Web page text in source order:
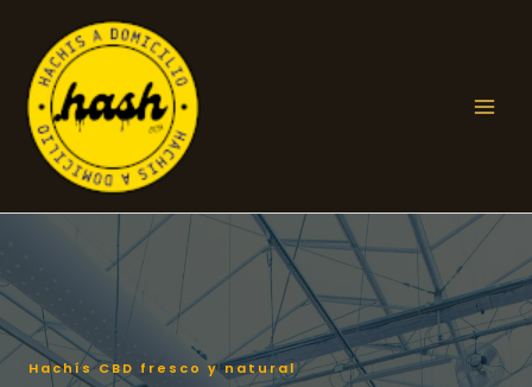
contenido
Hachís CBD fresco y natural